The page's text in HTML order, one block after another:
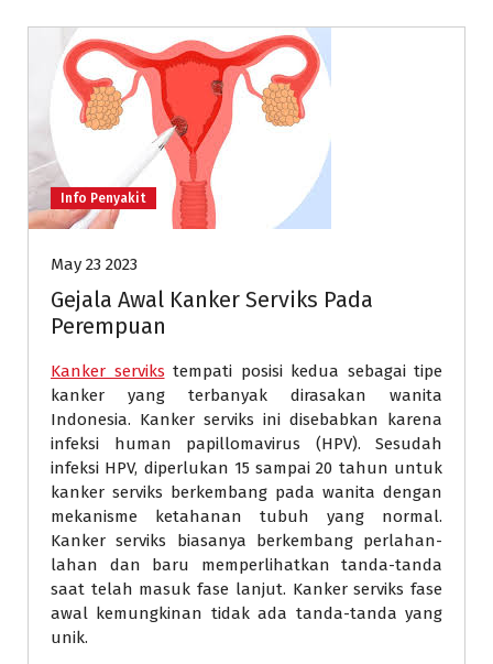
Info Penyakit
May 23 2023
Gejala Awal Kanker Serviks Pada
Perempuan
Kanker serviks tempati posisi kedua sebagai tipe
kanker yang terbanyak dirasakan wanita
Indonesia. Kanker serviks ini disebabkan karena
infeksi human papillomavirus (HPV). Sesudah
infeksi HPV, diperlukan 15 sampai 20 tahun untuk
kanker serviks berkembang pada wanita dengan
mekanisme ketahanan tubuh yang normal.
Kanker serviks biasanya berkembang perlahan-
lahan dan baru memperlihatkan tanda-tanda
saat telah masuk fase lanjut. Kanker serviks fase
awal kemungkinan tidak ada tanda-tanda yang
unik.